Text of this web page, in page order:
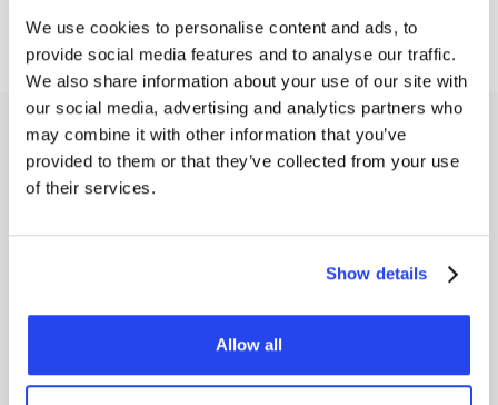
We use cookies to personalise content and ads, to
provide social media features and to analyse our traffic.
We also share information about your use of our site with
our social media, advertising and analytics partners who
may combine it with other information that you’ve
provided to them or that they’ve collected from your use
of their services.
Show details
Allow all
Wie wird der Verkaufspreis von
Silber bestimmt?
kontinuierlich den internationalenSilbermärkten. Dieser
und Nachfrage. Wir praktizieren eine vollständig
Allerdings gibt es, genau wie bei Gold, einen Unterschied
zwischen demKauf- und Verkaufspreisvon Silber (Geld-